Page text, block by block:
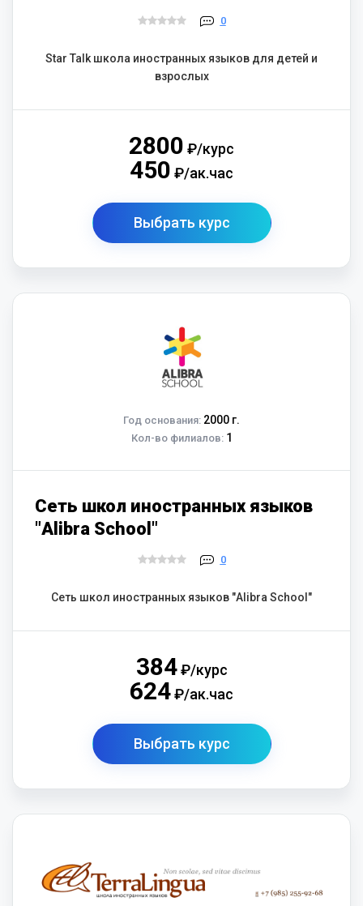
0
Star Talk школа иностранных языков для детей и
взрослых
2800 ₽/курс
450 ₽/ак.час
Выбрать курс
Год основания: 2000 г.
Кол-во филиалов:1
Сеть школ иностранных языков
"Alibra School"
0
Сеть школ иностранных языков "Alibra School"
384₽/курс
624₽/ак.час
Выбрать курс